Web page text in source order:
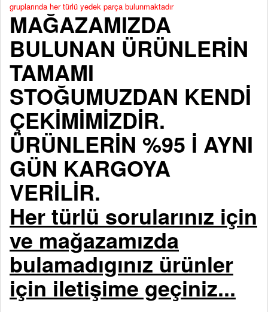
gruplarında her türlü yedek parça bulunmaktadır
MAĞAZAMIZDA
BULUNAN ÜRÜNLERİN
TAMAMI
STOĞUMUZDAN KENDİ
ÇEKİMİMİZDİR.
ÜRÜNLERİN %95 İ AYNI
GÜN KARGOYA
VERİLİR.
Her türlü sorularınız için
ve mağazamızda
bulamadıgınız ürünler
için iletişime geçiniz...